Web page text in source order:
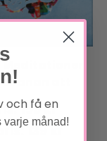
att
själv
159kr
139kr
och få en
varje månad!